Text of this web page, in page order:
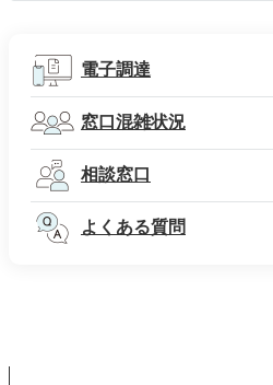
電子調達
窓口混雑状況
相談窓口
よくある質問